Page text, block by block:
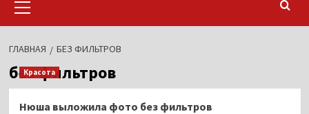
меню
ГЛАВНАЯ БЕЗ ФИЛЬТРОВ
без фильтров
Красота
Нюша выложила фото без фильтров